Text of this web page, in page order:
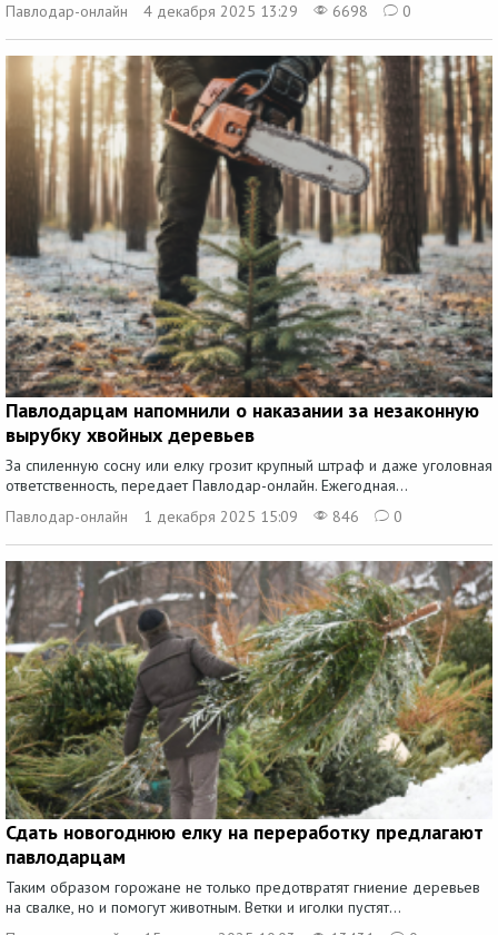
Павлодар-онлайн 4 декабря 2025 13:29 6698 0
Павлодарцам напомнили о наказании за незаконную
вырубку хвойных деревьев
За спиленную сосну или елку грозит крупный штраф и даже уголовная
ответственность, передает Павлодар-онлайн. Ежегодная...
Павлодар-онлайн
1 декабря 2025 15:09 846 0
Сдать новогоднюю елку на переработку предлагают
павлодарцам
Таким образом горожане не только предотвратят гниение деревьев
на свалке, но и помогут животным. Ветки и иголки пустят...